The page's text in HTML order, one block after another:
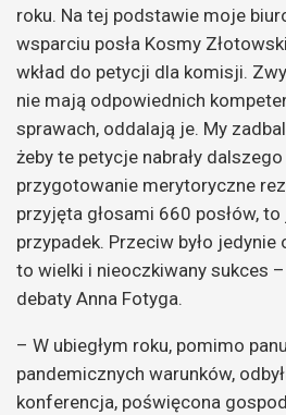
roku. Na tej podstawie moje
wsparciu posła Kosmy
wkład do petycji dla komisji.
nie mają odpowiednich
sprawach, oddalają je. My
żeby te petycje nabrały
przygotowanie merytoryczne
przyjęta głosami 660 posłów,
przypadek. Przeciw było jedynie
to wielki i nieoczkiwany sukces
debaty Anna Fotyga.
– W ubiegłym roku, pomimo
pandemicznych warunków,
konferencja, poświęcona